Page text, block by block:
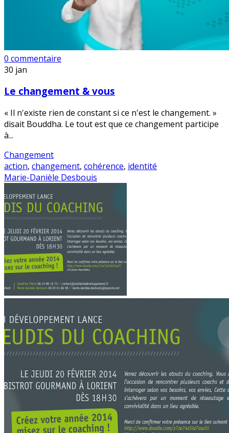
0 commentaire
30 jan
Le changement & vous
« Il n'existe rien de constant si ce n'est le changement. »
disait Bouddha. Le tout est que ce changement participe
à...
Changement
action, changement, cohérence, identité
Marie-Danièle Desbouis